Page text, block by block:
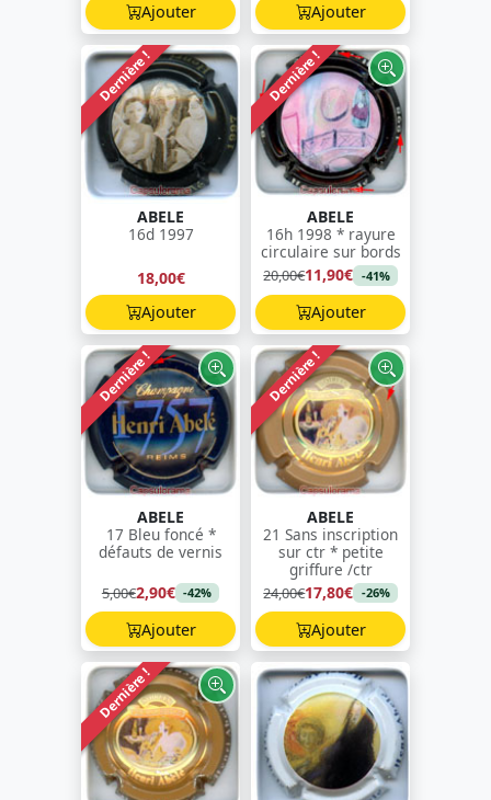
Ajouter Ajouter
Dernière !
ABELE
16d 1997
18,00€
Ajouter
Dernière !
ABELE
16h 1998 * rayure
circulaire sur bords
20,00€11,90€ -41%
Ajouter
Dernière !
ABELE
17 Bleu foncé *
défauts de vernis
5,00€2,90€ -42%
Ajouter
Dernière !
ABELE
21 Sans inscription
sur ctr * petite
griffure /ctr
24,00€17,80€ -26%
Ajouter
Dernière !